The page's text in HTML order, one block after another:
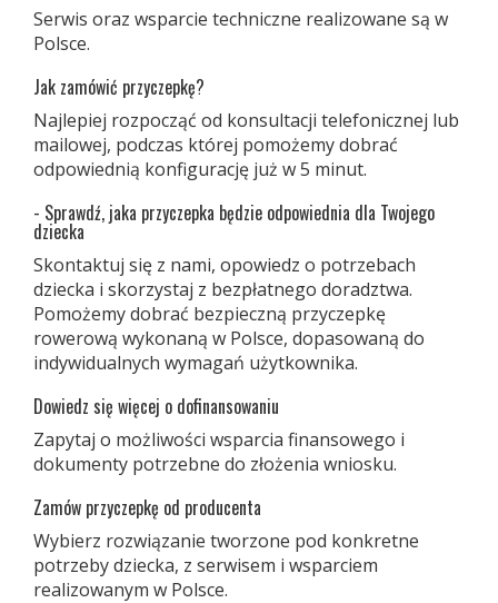
Serwis oraz wsparcie techniczne realizowane są w
Polsce.
Jak zamówić przyczepkę?
Najlepiej rozpocząć od konsultacji telefonicznej lub
mailowej, podczas której pomożemy dobrać
odpowiednią konfigurację już w 5 minut.
- Sprawdź, jaka przyczepka będzie odpowiednia dla Twojego
dziecka
Skontaktuj się z nami, opowiedz o potrzebach
dziecka i skorzystaj z bezpłatnego doradztwa.
Pomożemy dobrać bezpieczną przyczepkę
rowerową wykonaną w Polsce, dopasowaną do
indywidualnych wymagań użytkownika.
Dowiedz się więcej o dofinansowaniu
Zapytaj o możliwości wsparcia finansowego i
dokumenty potrzebne do złożenia wniosku.
Zamów przyczepkę od producenta
Wybierz rozwiązanie tworzone pod konkretne
potrzeby dziecka, z serwisem i wsparciem
realizowanym w Polsce.